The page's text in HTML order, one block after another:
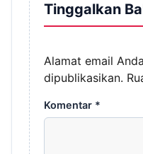
Tinggalkan
Alamat email
dipublikasikan.
Komentar *